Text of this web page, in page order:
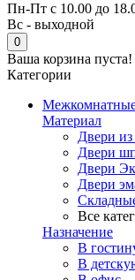
Пн-Пт с 10.00 до
Вс - выходной
0
Ваша корзина пуста!
Категории
Материал
Двери из
Двери
Двери
Двери
Все
Назначение
В
В